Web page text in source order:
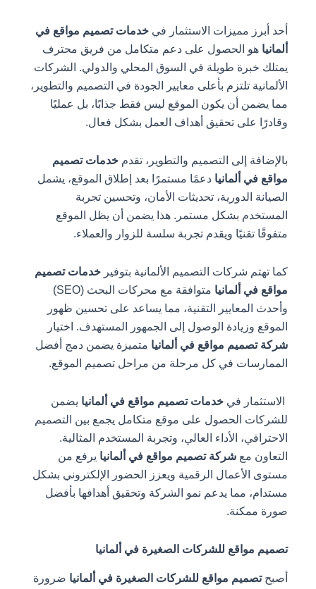
أحد أبرز مميزات الاستثمار في خدمات تصميم مواقع في
ألمانياهو الحصول على دعم متكامل من فريق محترف
يمتلك خبرة طويلة في السوق المحلي والدولي. الشركات
الألمانية تلتزم بأعلى معايير الجودة في التصميم والتطوير،
مما يضمن أن يكون الموقع ليس فقط جذابًا، بل عمليًا
وقادرًا على تحقيق أهداف العمل بشكل فعال.
بالإضافة إلى التصميم والتطوير، تقدمخدمات تصميم
مواقع في ألمانيادعمًا مستمرًا بعد إطلاق الموقع، يشمل
الصيانة الدورية، تحديثات الأمان، وتحسين تجربة
المستخدم بشكل مستمر. هذا يضمن أن يظل الموقع
متفوقًا تقنيًا ويقدم تجربة سلسة للزوار والعملاء.
كما تهتم شركات التصميم الألمانية بتوفيرخدمات تصميم
مواقع في ألمانيا
متوافقة مع محركات البحث (SEO)
وأحدث المعايير التقنية، مما يساعد على تحسين ظهور
الموقع وزيادة الوصول إلى الجمهور المستهدف. اختيار
شركة تصميم مواقع في ألمانيامتميزة يضمن دمج أفضل
الممارسات في كل مرحلة من مراحل تصميم الموقع.
الاستثمار في خدمات تصميم مواقع في ألمانيايضمن
للشركات الحصول على موقع متكامل يجمع بين التصميم
الاحترافي، الأداء العالي، وتجربة المستخدم المثالية.
التعاون معشركة تصميم مواقع في ألمانيايرفع من
مستوى الأعمال الرقمية ويعزز الحضور الإلكتروني بشكل
مستدام، مما يدعم نمو الشركة وتحقيق أهدافها بأفضل
صورة ممكنة.
تصميم مواقع للشركات الصغيرة في ألمانيا
أصبحتصميم مواقع للشركات الصغيرة في ألمانياضرورة